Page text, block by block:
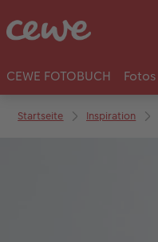
CEWE FOTOBUCH Fotos
Startseite Inspiration